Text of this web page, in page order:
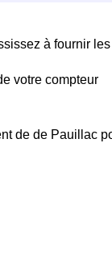
à fournir
votre compteur
de de Pauillac